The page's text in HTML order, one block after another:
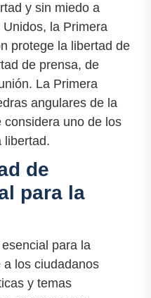
y sin miedo a
la Primera
protege la libertad de
de prensa, de
La Primera
angulares de la
uno de los
libertad.
de
para la
para la
los ciudadanos
y temas